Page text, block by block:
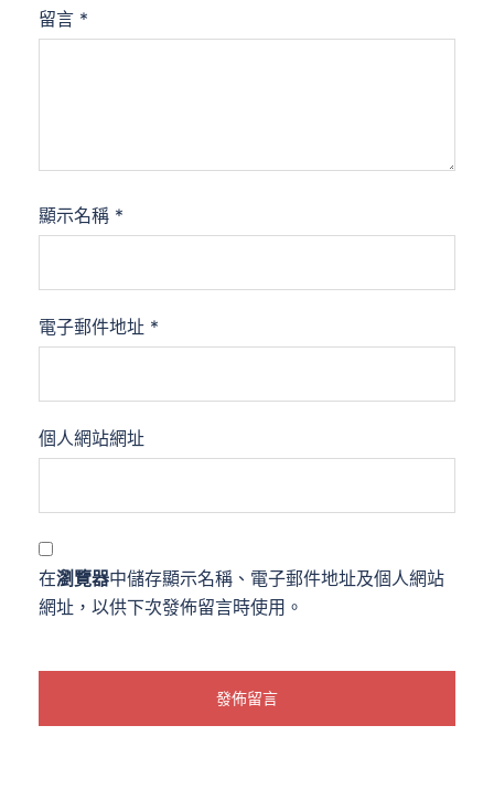
留言 *
顯示名稱 *
電子郵件地址 *
個人網站網址
在瀏覽器中儲存顯示名稱、電子郵件地址及個人網站
網址，以供下次發佈留言時使用。